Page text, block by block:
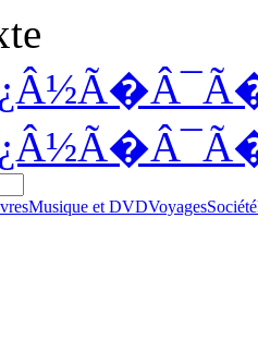
Musique et DVDVoyagesSociété